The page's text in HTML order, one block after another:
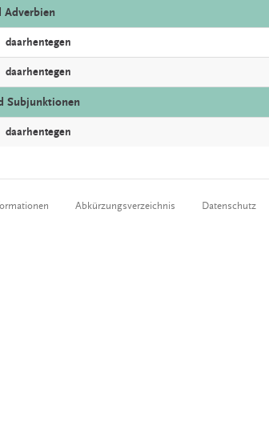
Adverbien
daarhentegen
daarhentegen
Subjunktionen
daarhentegen
Abkürzungsverzeichnis Datenschutz